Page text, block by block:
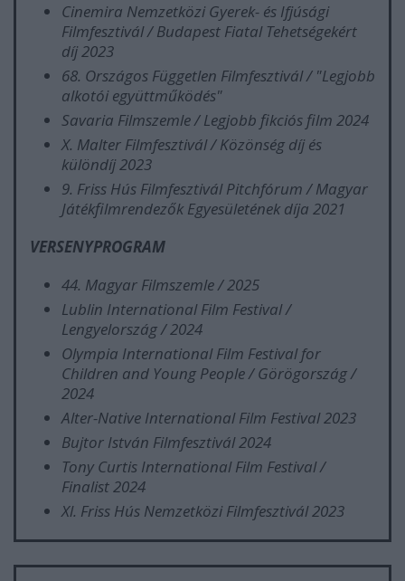
Cinemira Nemzetközi Gyerek- és Ifjúsági
Filmfesztivál / Budapest Fiatal Tehetségekért
díj 2023
68. Országos Független Filmfesztivál / "Legjobb
alkotói együttműködés"
Savaria Filmszemle / Legjobb fikciós film 2024
X. Malter Filmfesztivál / Közönség díj és
különdíj 2023
9. Friss Hús Filmfesztivál Pitchfórum / Magyar
Játékfilmrendezők Egyesületének díja 2021
VERSENYPROGRAM
44. Magyar Filmszemle / 2025
Lublin International Film Festival /
Lengyelország / 2024
Olympia International Film Festival for
Children and Young People / Görögország /
2024
Alter-Native International Film Festival 2023
Bujtor István Filmfesztivál 2024
Tony Curtis International Film Festival /
Finalist 2024
Xl. Friss Hús Nemzetközi Filmfesztivál 2023